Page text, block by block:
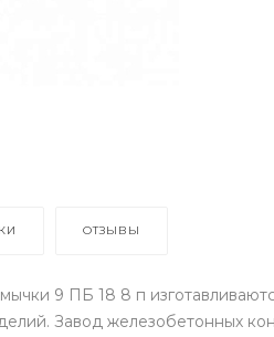
ОТЗЫВЫ
9 ПБ 18 8 п
Завод железобетонных